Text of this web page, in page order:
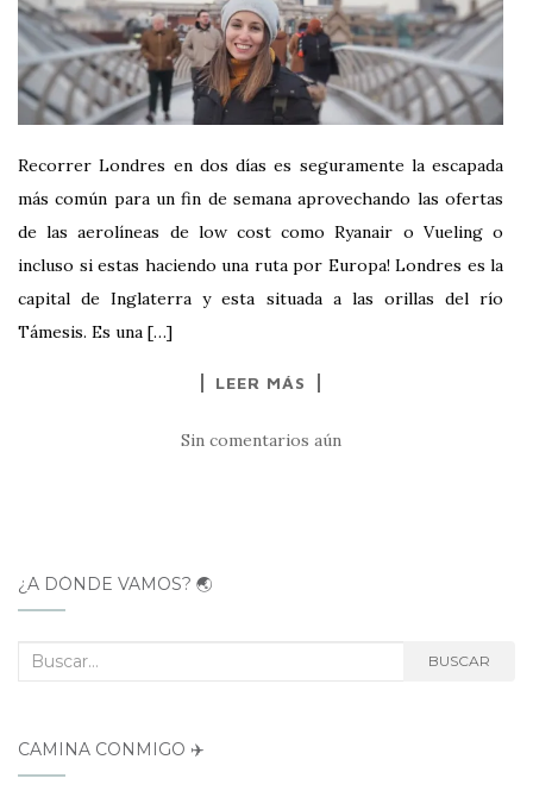
Recorrer Londres en dos días es seguramente la escapada
más común para un fin de semana aprovechando las ofertas
de las aerolíneas de low cost como Ryanair o Vueling o
incluso si estas haciendo una ruta por Europa! Londres es la
capital de Inglaterra y esta situada a las orillas del río
Támesis. Es una […]
LEER MÁS
Sin comentarios aún
¿A DÓNDE VAMOS? 🌏
Buscar: BUSCAR
CAMINA CONMIGO ✈️